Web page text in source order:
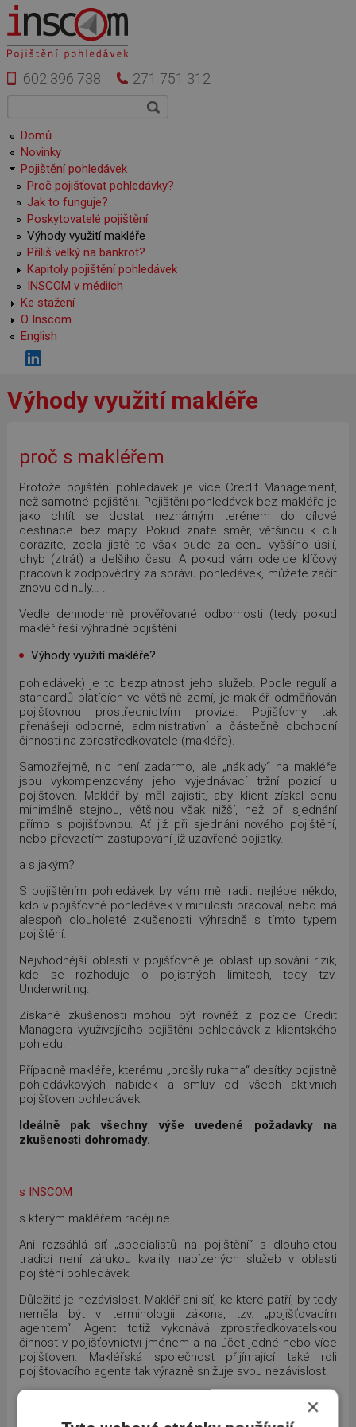
Přejít k hlavnímu obsahu
602 396 738 271 751 312
Hlavní menu
Domů
Novinky
Pojištění pohledávek
Proč pojišťovat pohledávky?
Jak to funguje?
Poskytovatelé pojištění
Výhody využití makléře
Příliš velký na bankrot?
Kapitoly pojištění pohledávek
INSCOM v médiích
Ke stažení
O Inscom
English
Výhody využití makléře
proč s makléřem
Protože pojištění pohledávek je více Credit Management,
než samotné pojištění. Pojištění pohledávek bez makléře je
jako chtít se dostat neznámým terénem do cílové
destinace bez mapy. Pokud znáte směr, většinou k cíli
dorazíte, zcela jistě to však bude za cenu vyššího úsilí,
chyb (ztrát) a delšího času. A pokud vám odejde klíčový
pracovník zodpovědný za správu pohledávek, můžete začít
znovu od nuly… .
Vedle dennodenně prověřované odbornosti (tedy pokud
makléř řeší výhradně pojištění
Výhody využití makléře?
pohledávek) je to bezplatnost jeho služeb. Podle regulí a
standardů platících ve většině zemí, je makléř odměňován
pojišťovnou prostřednictvím provize. Pojišťovny tak
přenášejí odborné, administrativní a částečně obchodní
činnosti na zprostředkovatele (makléře).
Samozřejmě, nic není zadarmo, ale „náklady“ na makléře
jsou vykompenzovány jeho vyjednávací tržní pozicí u
pojišťoven. Makléř by měl zajistit, aby klient získal cenu
minimálně stejnou, většinou však nižší, než při sjednání
přímo s pojišťovnou. Ať již při sjednání nového pojištění,
nebo převzetím zastupování již uzavřené pojistky.
a s jakým?
S pojištěním pohledávek by vám měl radit nejlépe někdo,
kdo v pojišťovně pohledávek v minulosti pracoval, nebo má
alespoň dlouholeté zkušenosti výhradně s tímto typem
pojištění.
Nejvhodnější oblastí v pojišťovně je oblast upisování rizik,
kde se rozhoduje o pojistných limitech, tedy tzv.
Underwriting.
Získané zkušenosti mohou být rovněž z pozice Credit
Managera využívajícího pojištění pohledávek z klientského
pohledu.
Případně makléře, kterému „prošly rukama“ desítky pojistně
pohledávkových nabídek a smluv od všech aktivních
pojišťoven pohledávek.
Ideálně pak všechny výše uvedené požadavky na
zkušenosti dohromady.
s INSCOM
s kterým makléřem raději ne
Ani rozsáhlá síť „specialistů na pojištění“ s dlouholetou
tradicí není zárukou kvality nabízených služeb v oblasti
pojištění pohledávek.
Důležitá je nezávislost. Makléř ani síť, ke které patří, by tedy
neměla být v terminologii zákona, tzv. „pojišťovacím
agentem“. Agent totiž vykonává zprostředkovatelskou
činnost v pojišťovnictví jménem a na účet jedné nebo více
pojišťoven. Makléřská společnost přijímající také roli
pojišťovacího agenta tak výrazně snižuje svou nezávislost.
Univerzálnost, ani velikost sama o sobě není rovněž u
pojištění pohledávek přínosem. „Uni-makléř“ nabízí většinou
×